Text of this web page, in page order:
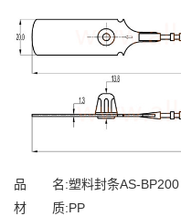
品 名:塑料封条AS-BP200
材 质:PP